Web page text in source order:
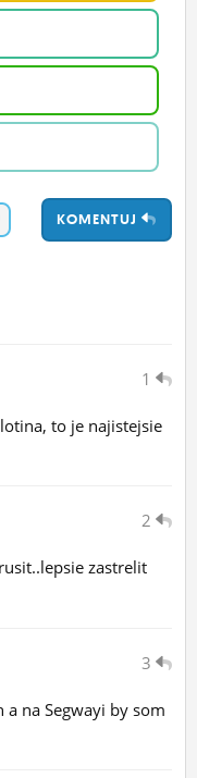
KOMENTUJ
1
to je najistejsie
2
zastrelit
3
a na Segwayi by som